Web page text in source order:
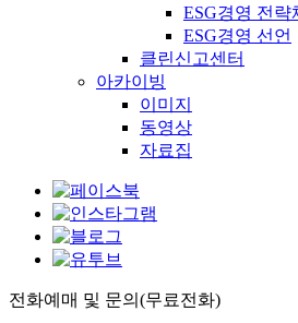
ESG경영 전략
ESG경영 선언
클린신고센터
아카이빙
이미지
동영상
자료집
전화예매 및 문의(무료전화)